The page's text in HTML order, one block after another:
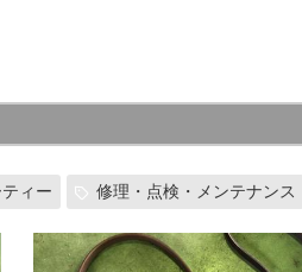
ィー 修理・点検・メンテナンス